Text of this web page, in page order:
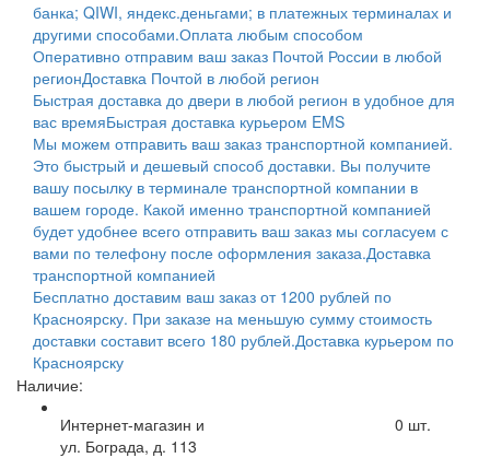
банка; QIWI, яндекс.деньгами; в платежных терминалах и
другими способами.Оплата любым способом
Оперативно отправим ваш заказ Почтой России в любой
регионДоставка Почтой в любой регион
Быстрая доставка до двери в любой регион в удобное для
вас времяБыстрая доставка курьером EMS
Мы можем отправить ваш заказ транспортной компанией.
Это быстрый и дешевый способ доставки. Вы получите
вашу посылку в терминале транспортной компании в
вашем городе. Какой именно транспортной компанией
будет удобнее всего отправить ваш заказ мы согласуем с
вами по телефону после оформления заказа.Доставка
транспортной компанией
Бесплатно доставим ваш заказ от 1200 рублей по
Красноярску. При заказе на меньшую сумму стоимость
доставки составит всего 180 рублей.Доставка курьером по
Красноярску
Наличие:
Интернет-магазин и
ул. Бограда, д. 113
0 шт.